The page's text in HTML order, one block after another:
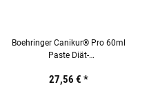
Boehringer Canikur® Pro 60ml
Paste Diät-
Hunde und Katzen
27,56 € *